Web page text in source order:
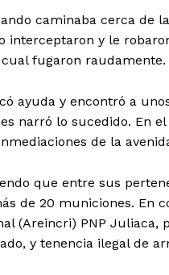
caminaba cerca de
interceptaron y le
fugaron raudamente.
ayuda y encontró a
narró lo sucedido. En
de la
que entre sus
de 20 municiones. En
(Areincri) PNP
y tenencia ilegal de